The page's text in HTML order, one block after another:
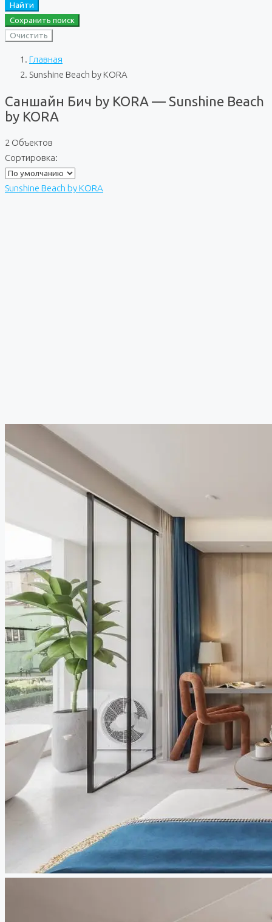
Найти
Сохранить поиск
Очистить
Главная
Sunshine Beach by KORA
Саншайн Бич by KORA — Sunshine Beach
by KORA
2 Объектов
Сортировка:
Sunshine Beach by KORA